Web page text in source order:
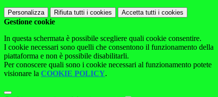
Personalizza Rifiuta tutti i cookies Accetta tutti i cookies
Gestione cookie
In questa schermata è possibile scegliere quali cookie consentire.
I cookie necessari sono quelli che consentono il funzionamento della
piattaforma e non è possibile disabilitarli.
Per conoscere quali sono i cookie necessari al funzionamento potete
visionare la COOKIE POLICY.